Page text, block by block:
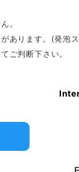
。
あります。(発泡
ご判断下さい。